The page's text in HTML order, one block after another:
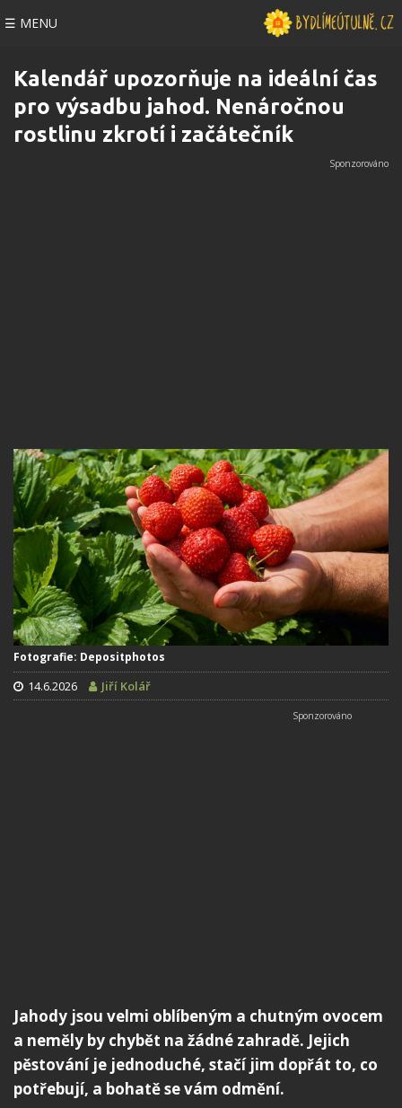
☰ MENU
Kalendář upozorňuje na ideální čas
pro výsadbu jahod. Nenáročnou
rostlinu zkrotí i začátečník
Fotografie: Depositphotos
14.6.2026 Jiří Kolář
Jahody jsou velmi oblíbeným a chutným ovocem
a neměly by chybět na žádné zahradě. Jejich
pěstování je jednoduché, stačí jim dopřát to, co
potřebují, a bohatě se vám odmění.